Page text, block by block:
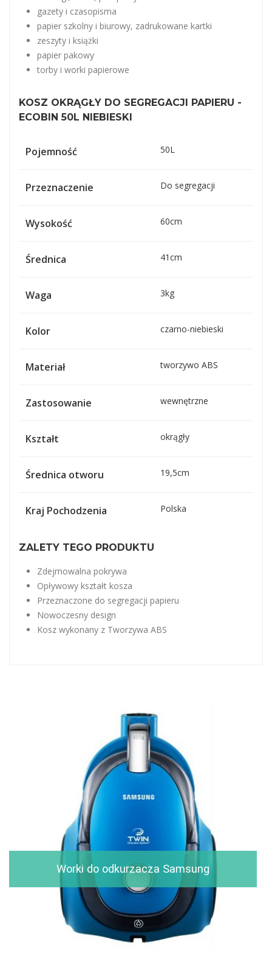
gazety i czasopisma
papier szkolny i biurowy, zadrukowane kartki
zeszyty i książki
papier pakowy
torby i worki papierowe
KOSZ OKRĄGŁY DO SEGREGACJI PAPIERU -
ECOBIN 50L NIEBIESKI
Pojemność 50L
Przeznaczenie Do segregacji
Wysokość 60cm
Średnica 41cm
Waga 3kg
Kolor czarno-niebieski
Materiał tworzywo ABS
Zastosowanie wewnętrzne
Kształt okrągły
Średnica otworu 19,5cm
Kraj Pochodzenia Polska
ZALETY TEGO PRODUKTU
Zdejmowalna pokrywa
Opływowy kształt kosza
Przeznaczone do segregacji papieru
Nowoczesny design
Kosz wykonany z Tworzywa ABS
Worki do odkurzacza Samsung